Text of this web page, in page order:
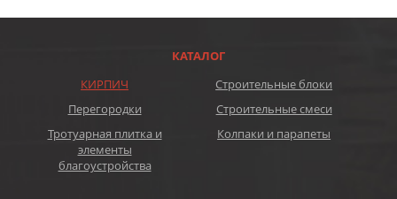
КАТАЛОГ
КИРПИЧ
Строительные блоки
Перегородки
Строительные смеси
Тротуарная плитка и
элементы
благоустройства
Колпаки и парапеты